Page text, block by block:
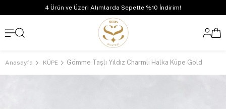
4 Ürün ve Üzeri Alımlarda Sepette %10 İndirim!
Anasayfa KÜPE Gömme Taşlı Yıldız Charmlı Halka Küpe Gold